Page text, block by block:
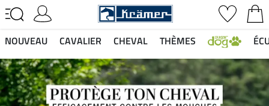
NOUVEAU CAVALIER CHEVAL THÈMES